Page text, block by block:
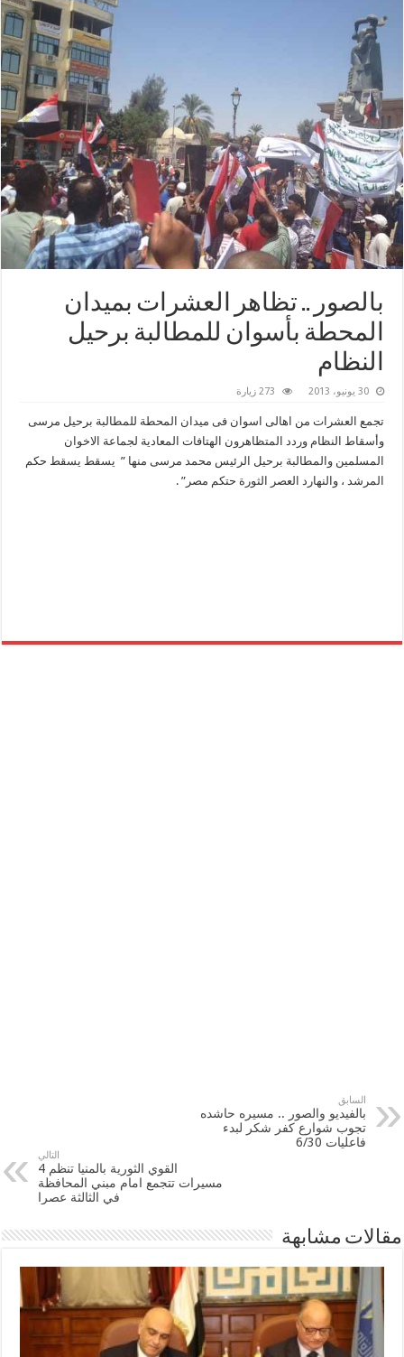
بالصور .. تظاهر العشرات بميدان
المحطة بأسوان للمطالبة برحيل
النظام
30 يونيو، 2013 273 زيارة
تجمع العشرات من اهالى اسوان فى ميدان المحطة للمطالبة برحيل مرسى
وأسقاط النظام وردد المتظاهرون الهتافات المعادية لجماعة الاخوان
المسلمين والمطالبة برحيل الرئيس محمد مرسى منها ” يسقط يسقط حكم
المرشد ، والنهارد العصر الثورة حتكم مصر” .
السابق
بالفيديو والصور .. مسيره حاشده
تجوب شوارع كفر شكر لبدء
فاعليات 6/30
التالي
القوي الثورية بالمنيا تنظم 4
مسيرات تتجمع امام مبني المحافظة
في الثالثة عصرا
مقالات مشابهة